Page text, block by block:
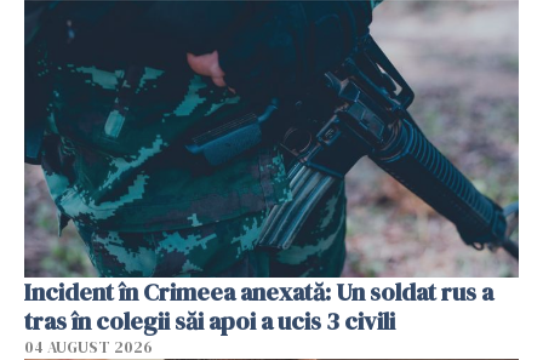
Incident în Crimeea anexată: Un soldat rus a
tras în colegii săi apoi a ucis 3 civili
04 AUGUST 2026